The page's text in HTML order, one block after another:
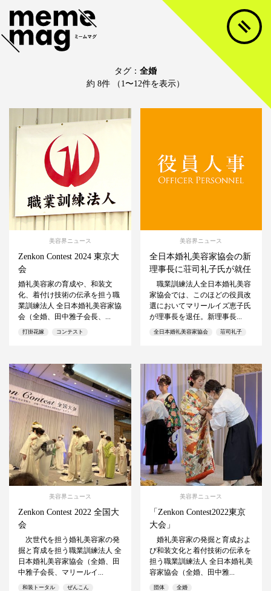
タグ： 全婚
約 8件 （1〜12件を表示）
美容界ニュース
Zenkon Contest 2024 東京大
会
婚礼美容家の育成や、和装文
化、着付け技術の伝承を担う職
業訓練法人 全日本婚礼美容家協
会（全婚、田中雅子会長、...
打掛花嫁 コンテスト
美容界ニュース
全日本婚礼美容家協会の新
理事長に荘司礼子氏が就任
職業訓練法人全日本婚礼美容
家協会では、このほどの役員改
選においてマリールイズ恵子氏
が理事長を退任。新理事長...
全日本婚礼美容家協会 荘司礼子
美容界ニュース
Zenkon Contest 2022 全国大
会
次世代を担う婚礼美容家の発
掘と育成を担う職業訓練法人 全
日本婚礼美容家協会（全婚、田
中雅子会長、マリールイ...
和装トータル ぜんこん
美容界ニュース
「Zenkon Contest2022東京
大会」
婚礼美容家の発掘と育成およ
び和装文化と着付技術の伝承を
担う職業訓練法人 全日本婚礼美
容家協会（全婚、田中雅...
団体 全婚